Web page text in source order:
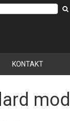
KONTAKT